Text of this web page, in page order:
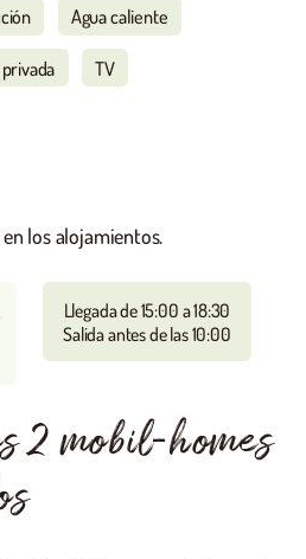
2 mobil-homes
Agua caliente
TV
los alojamientos.
Llegada de 15:00 a 18:30
Salida antes de las 10:00